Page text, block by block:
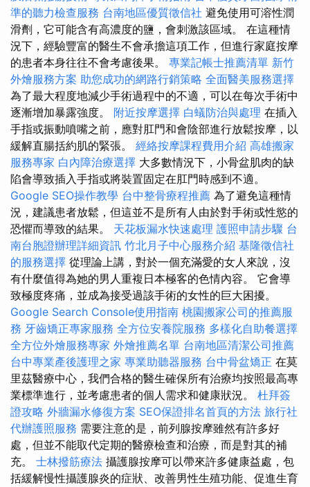
準的聽力檢查服務 台南地區優質徵信社 避免使用可溶性潤
滑劑，它可能含有高濃度的鹽，會刺激該區域。 在這種情
況下，經驗豐富的醫生不會承擔這項工作，但進行家庭按摩
的患者本身往往不會考慮後果。 專業記帳士推薦清單 新竹
外燴服務方案 助您成功的網路行銷策略 全面醫美服務選擇
為了最大程度地減少手術過程中的不適，可以在每次手術中
逐漸增加暴露強度。 附近按摩選擇 白蟻防治與處理 在插入
手指或振動噴嘴之前，應對肛門和會陰部進行放鬆按摩，以
緩解直腸括約肌的緊張。 經絡按摩課程費用介紹 高雄搬家
服務專家 白內障治療選擇 大多數情況下，小骨盆肌肉的缺
陷會導致插入手指或將裝置固定在肛門時感到不適。
Google SEO操作教學 台中整骨療程推薦 為了避免這種情
況，建議患者放鬆，但這並不是所有人由於對手術或性慾的
恐懼而導致的結果。 天花板漏水快速處理 護照申請步驟 台
南台胞證辦理詳細資訊 竹北月子中心服務介紹 基隆徵信社
的服務選擇 從理論上講，對於一個充滿愛的女人來說，沒
有什麼值得為她的男人重複日本極客的色情內容。 它會導
致極度疼痛，並成為接受過該手術的女性的巨大困擾。
Google Search Console使用指南 桃園搬家公司的推薦服
務 牙齒矯正專家服務 全方位安養院服務 多樣化自助餐選擇
全方位外燴服務專家 外燴推薦名單 台南地區清潔公司推薦
台中專業產後護理之家 專業助聽器服務 台中骨盆矯正 在莫
里茲醫療中心，我們合格的醫生確保所有治療均按照最高專
業標準進行，並考慮患者的個人需求和健康狀況。 杜拜簽
證攻略 外牆漏水修復方案 SEO保證排名首頁的方法 旅行社
代辦護照服務 需要注意的是，前列腺按摩雖然有許多好
處，但並不能取代定期的醫療檢查和治療，而是對其的補
充。 士林撥筋療法 攝護腺按摩可以帶來許多健康益處，包
括緩解慢性攝護腺炎的症狀、改善男性生殖功能、促進生育